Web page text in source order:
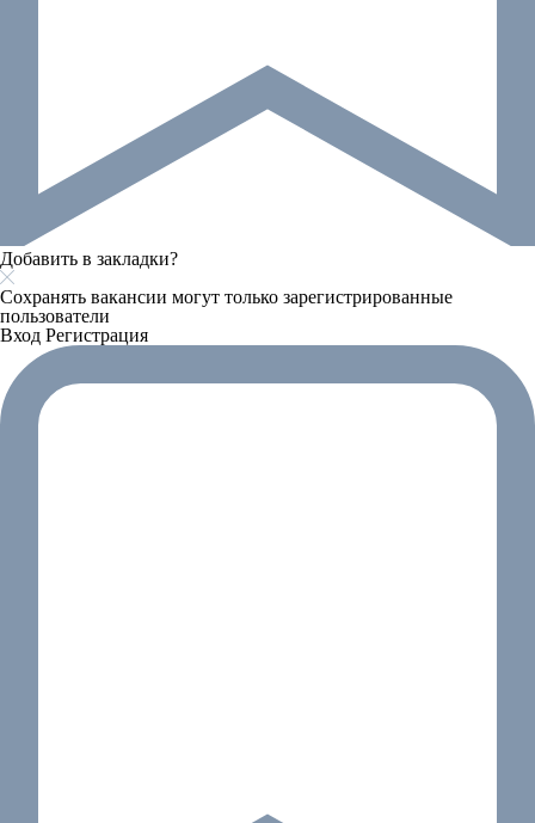
Добавить в закладки?
Сохранять вакансии могут только зарегистрированные
пользователи
Вход Регистрация